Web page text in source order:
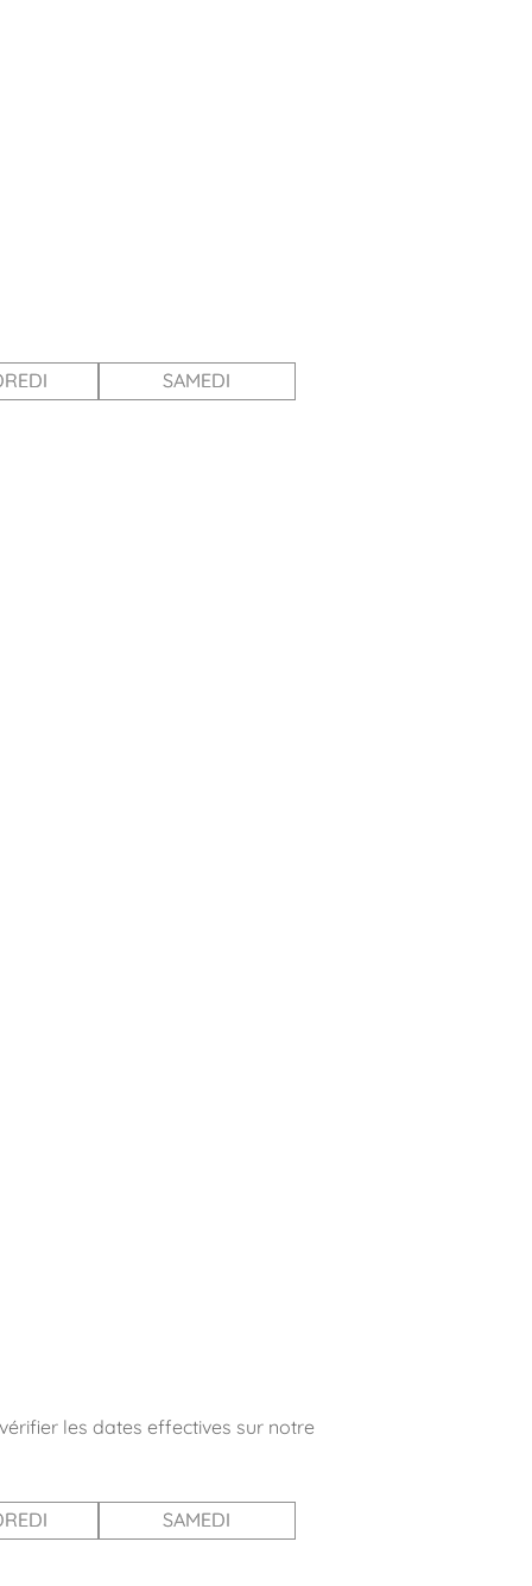
SAMEDI
les dates effectives sur notre
SAMEDI